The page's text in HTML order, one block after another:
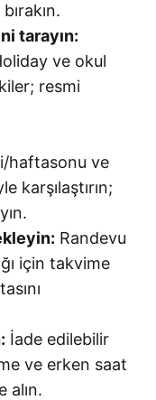
tarayın:
ve okul
resmi
haftasonu ve
karşılaştırın;
Randevu
için takvime
İade edilebilir
ve erken saat
alın.